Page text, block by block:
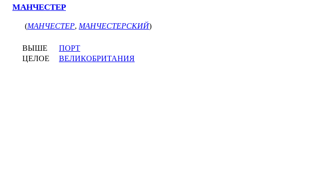
МАНЧЕСТЕР
(МАНЧЕСТЕР, МАНЧЕСТЕРСКИЙ)
ВЫШЕ
ПОРТ
ЦЕЛОЕ
ВЕЛИКОБРИТАНИЯ